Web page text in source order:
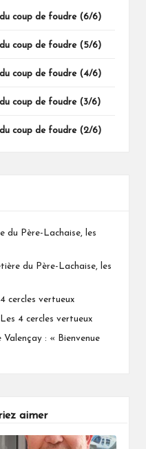
coup de foudre (6/6)
coup de foudre (5/6)
coup de foudre (4/6)
coup de foudre (3/6)
coup de foudre (2/6)
du Père-Lachaise, les
du Père-Lachaise, les
cercles vertueux
Les 4 cercles vertueux
Valençay : « Bienvenue
aimer